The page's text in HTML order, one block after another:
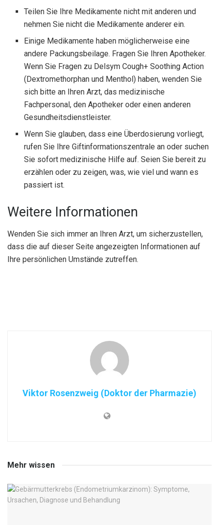
Teilen Sie Ihre Medikamente nicht mit anderen und
nehmen Sie nicht die Medikamente anderer ein.
Einige Medikamente haben möglicherweise eine
andere Packungsbeilage. Fragen Sie Ihren Apotheker.
Wenn Sie Fragen zu Delsym Cough+ Soothing Action
(Dextromethorphan und Menthol) haben, wenden Sie
sich bitte an Ihren Arzt, das medizinische
Fachpersonal, den Apotheker oder einen anderen
Gesundheitsdienstleister.
Wenn Sie glauben, dass eine Überdosierung vorliegt,
rufen Sie Ihre Giftinformationszentrale an oder suchen
Sie sofort medizinische Hilfe auf. Seien Sie bereit zu
erzählen oder zu zeigen, was, wie viel und wann es
passiert ist.
Weitere Informationen
Wenden Sie sich immer an Ihren Arzt, um sicherzustellen,
dass die auf dieser Seite angezeigten Informationen auf
Ihre persönlichen Umstände zutreffen.
Viktor Rosenzweig (Doktor der Pharmazie)
Mehr wissen